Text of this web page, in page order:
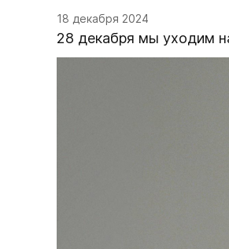
18 декабря 2024
28 декабря мы уходим